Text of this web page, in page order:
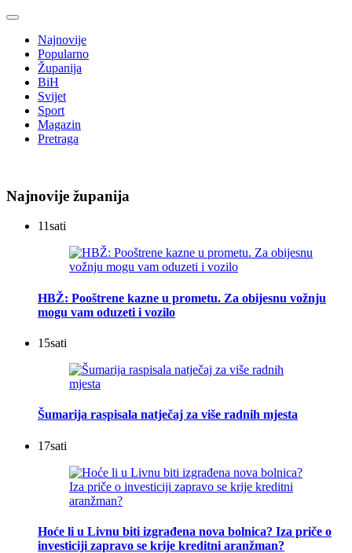
Najnovije
Popularno
Županija
BiH
Svijet
Sport
Magazin
Pretraga
Najnovije županija
11sati
HBŽ: Pooštrene kazne u prometu. Za obijesnu vožnju
mogu vam oduzeti i vozilo
15sati
Šumarija raspisala natječaj za više radnih mjesta
17sati
Hoće li u Livnu biti izgrađena nova bolnica? Iza priče o
investiciji zapravo se krije kreditni aranžman?